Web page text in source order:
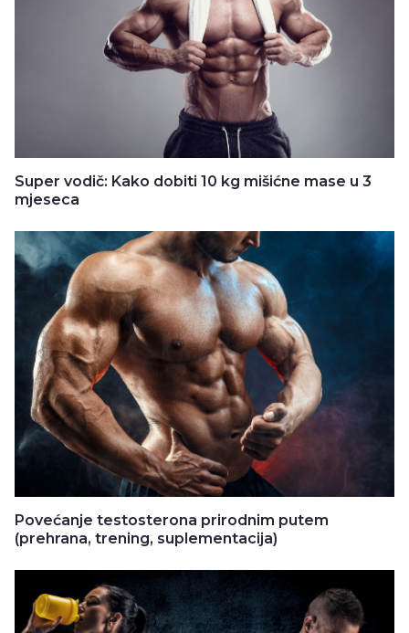
Super vodič: Kako dobiti 10 kg mišićne mase u 3
mjeseca
Povećanje testosterona prirodnim putem
(prehrana, trening, suplementacija)